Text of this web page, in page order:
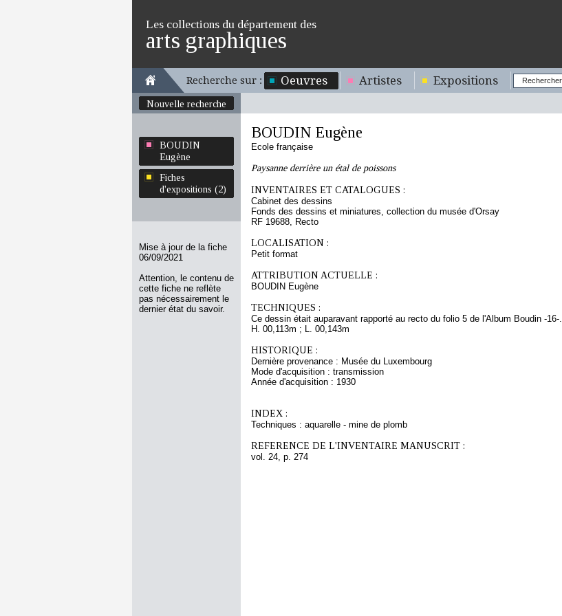
Les collections du département des
arts graphiques
Recherche sur : Oeuvres Artistes Expositions
Nouvelle recherche
BOUDIN
Eugène
Fiches
d'expositions (2)
Mise à jour de la fiche
06/09/2021
Attention, le contenu de
cette fiche ne reflète
pas nécessairement le
dernier état du savoir.
BOUDIN Eugène
Ecole française
Paysanne derrière un étal de poissons
INVENTAIRES ET CATALOGUES :
Cabinet des dessins
Fonds des dessins et miniatures, collection du musée d'Orsay
RF 19688, Recto
LOCALISATION :
Petit format
ATTRIBUTION ACTUELLE :
BOUDIN Eugène
TECHNIQUES :
Ce dessin était auparavant rapporté au recto du folio 5 de l'Album Boudin -16-.
H. 00,113m ; L. 00,143m
HISTORIQUE :
Dernière provenance : Musée du Luxembourg
Mode d'acquisition : transmission
Année d'acquisition : 1930
INDEX :
Techniques : aquarelle - mine de plomb
REFERENCE DE L'INVENTAIRE MANUSCRIT :
vol. 24, p. 274